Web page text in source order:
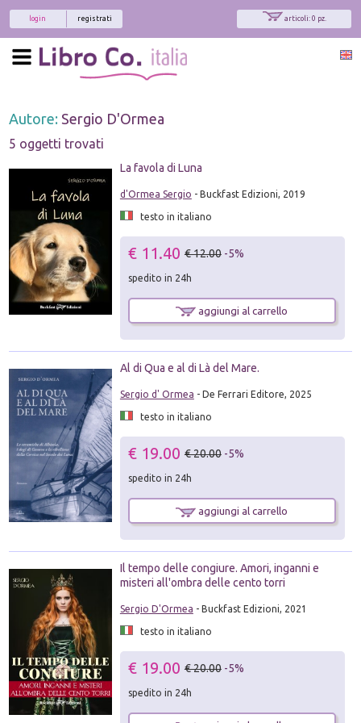
articoli: 0 pz.
registrati
login
Autore: Sergio D'Ormea
5 oggetti trovati
La favola di Luna
d'Ormea Sergio - Buckfast Edizioni, 2019
testo in italiano
€ 11.40 € 12.00 -5%
spedito in 24h
aggiungi al carrello
Al di Qua e al di Là del Mare.
Sergio d' Ormea - De Ferrari Editore, 2025
testo in italiano
€ 19.00 € 20.00 -5%
spedito in 24h
aggiungi al carrello
Il tempo delle congiure. Amori, inganni e
misteri all'ombra delle cento torri
Sergio D'Ormea - Buckfast Edizioni, 2021
testo in italiano
€ 19.00 € 20.00 -5%
spedito in 24h